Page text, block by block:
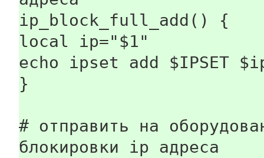
ip_block_full_add() {
local ip="$1"
echo ipset add $IPSET
}
# отправить на
блокировки ip адреса